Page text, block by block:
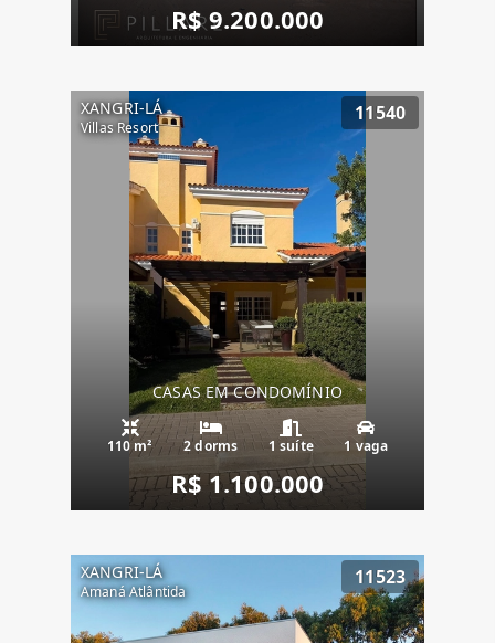
R$ 9.200.000
XANGRI-LÁ
Villas Resort
11540
CASAS EM CONDOMÍNIO
110 m² 2 dorms 1 suíte 1 vaga
R$ 1.100.000
XANGRI-LÁ
Amaná Atlântida
11523